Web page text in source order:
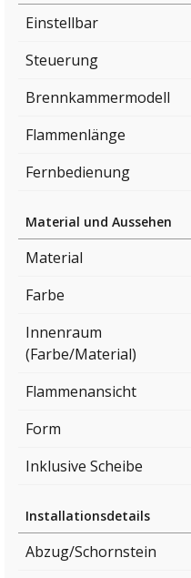
Einstellbar
Steuerung
Brennkammermodell
Flammenlänge
Fernbedienung
Material und Aussehen
Material
Farbe
Innenraum
(Farbe/Material)
Flammenansicht
Form
Inklusive Scheibe
Installationsdetails
Abzug/Schornstein